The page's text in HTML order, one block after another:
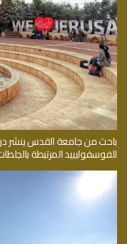
باحث من جامعة القدس ينشر
للفوسفوليبيد المرتبطة